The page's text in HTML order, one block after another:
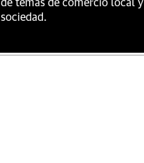
de temas de comercio local y
sociedad.